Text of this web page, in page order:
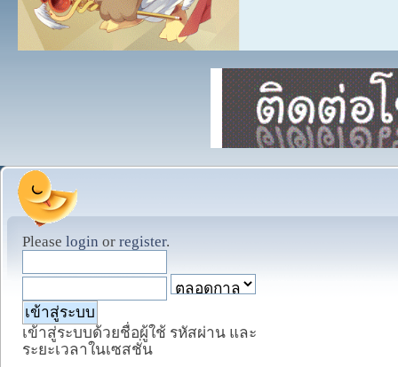
Please login or register.
เข้าสู่ระบบด้วยชื่อผู้ใช้ รหัสผ่าน และ
ระยะเวลาในเซสชั่น